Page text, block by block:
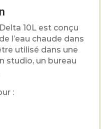
10L est conçu
l’eau chaude dans
utilisé dans une
studio, un bureau
: